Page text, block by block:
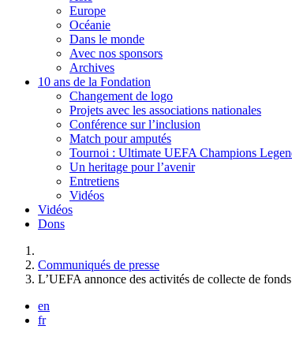
Europe
Océanie
Dans le monde
Avec nos sponsors
Archives
10 ans de la Fondation
Changement de logo
Projets avec les associations nationales
Conférence sur l’inclusion
Match pour amputés
Tournoi : Ultimate UEFA Champions
Un heritage pour l’avenir
Entretiens
Vidéos
Vidéos
Dons
Vous êtes ici :
Communiqués de presse
L’UEFA annonce des activités de collecte de
en
fr